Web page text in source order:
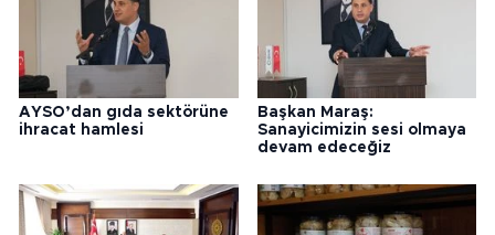
AYSO’dan gıda sektörüne
ihracat hamlesi
Başkan Maraş:
Sanayicimizin sesi olmaya
devam edeceğiz